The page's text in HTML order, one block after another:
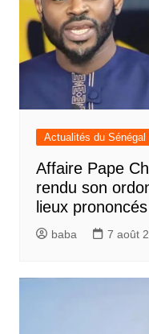
Actualités du Sénégal
Affaire Pape
rendu son
lieux prononcés
baba 7 août